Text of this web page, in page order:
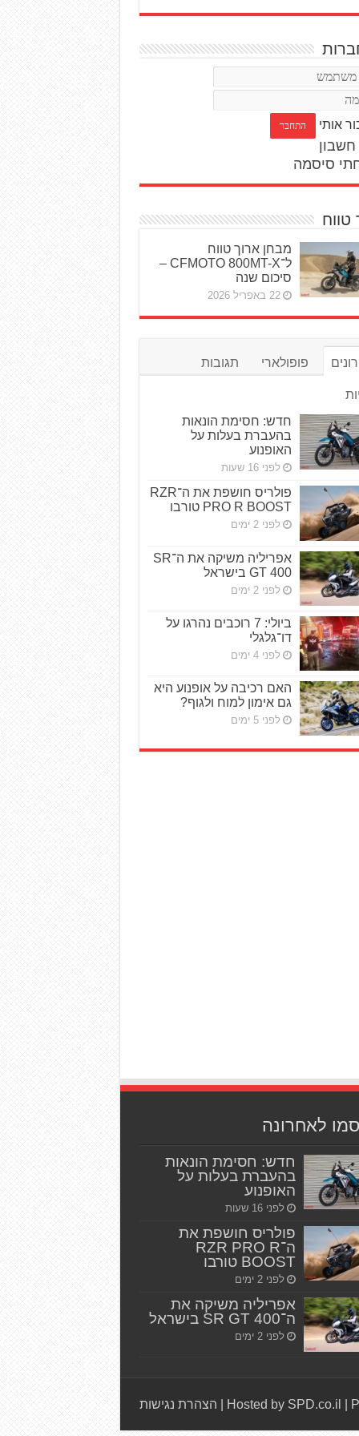
אותי
חשבון
סיסמה
טווח
מבחן ארוך טווח
ל־CFMOTO 800MT-X –
סיכום שנה
22 באפריל 2026
פופולארי תגובות
חדש: חסימת הונאות
בהעברת בעלות על
האופנוע
לפני 16 שעות
פולריס חושפת את ה־RZR
PRO R BOOST טורבו
לפני 2 ימים
אפריליה משיקה את ה־SR
GT 400 בישראל
לפני 2 ימים
ביולי: 7 רוכבים נהרגו על
דו־גלגלי
לפני 4 ימים
האם רכיבה על אופנוע היא
גם אימון למוח ולגוף?
לפני 5 ימים
לאחרונה
חדש: חסימת הונאות
בהעברת בעלות על
האופנוע
לפני 16 שעות
פולריס חושפת את
ה־RZR PRO R
BOOST טורבו
לפני 2 ימים
אפריליה משיקה את
ה־SR GT 400 בישראל
לפני 2 ימים
Hosted by SPD.co.il הצהרת נגישות